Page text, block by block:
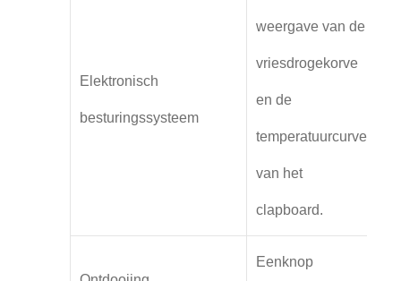
Elektronisch
besturingssysteem
weergave van de
vriesdrogekorve
en de
temperatuurcurve
van het
clapboard.
Eenknop